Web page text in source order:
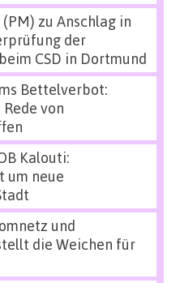
zu Anschlag in
der
CSD in Dortmund
Bettelverbot:
von
Kalouti:
um neue
und
die Weichen für